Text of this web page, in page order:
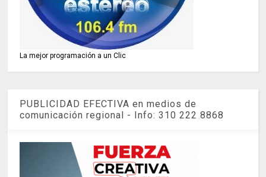
La mejor programación a un Clic
PUBLICIDAD EFECTIVA en medios de
comunicación regional - Info: 310 222 8868